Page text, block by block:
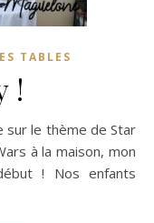
TABLES
!
à la maison, mon
! Nos enfants